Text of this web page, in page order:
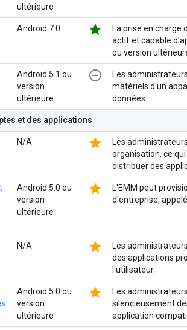
ultérieure
Android 7.0 star
La prise en charge
actif et capable
ou version
Android 5.1 ou
version
ultérieure
remove_circle_outline
Les
matériels d'un
données.
et des applications
N/A star
Les
organisation, ce
distribuer des
Android 5.0 ou
version
ultérieure
star
L'EMM peut
d'entreprise,
N/A star
Les
des applications
l'utilisateur.
Android 5.0 ou
version
ultérieure
star
Les
silencieusement
application